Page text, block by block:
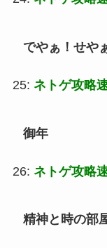
でやぁ！せや
25: ネトゲ攻略
御年
26: ネトゲ攻略
精神と時の部